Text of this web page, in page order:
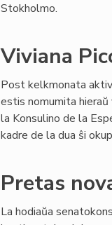
Stokholmo.
Viviana
Post kelkmonata
estis nomumita
la Konsulino de la
kadre de la dua ŝi
Pretas
La hodiaŭa